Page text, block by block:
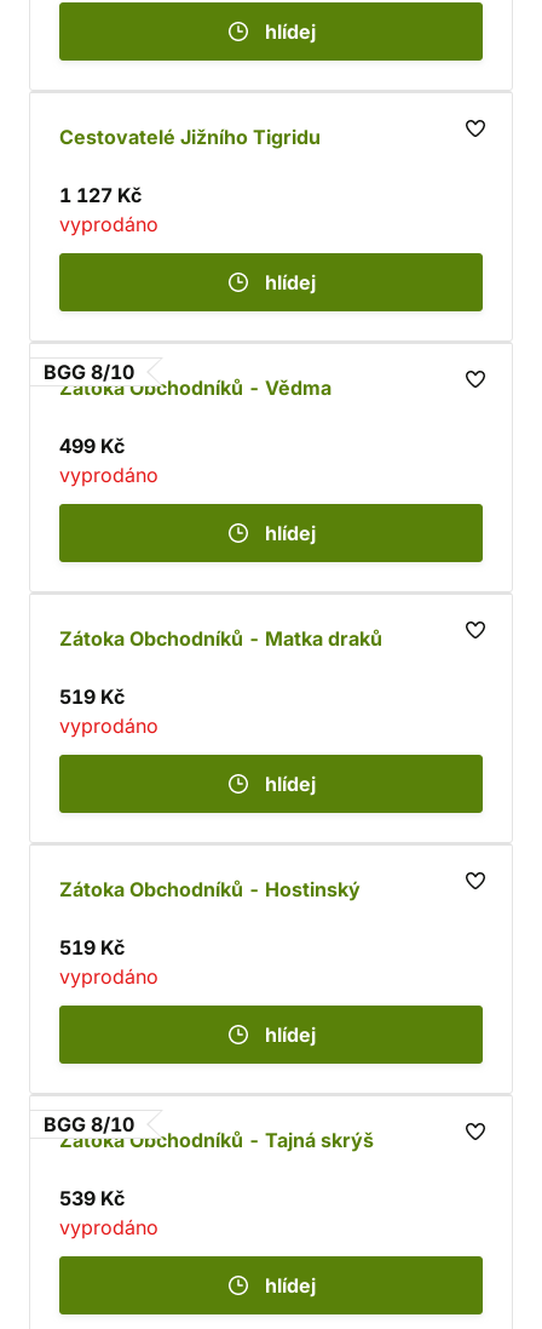
hlídej
Cestovatelé Jižního Tigridu
1 127 Kč
vyprodáno
hlídej
BGG 8/10
Zátoka Obchodníků - Vědma
499 Kč
vyprodáno
hlídej
Zátoka Obchodníků - Matka draků
519 Kč
vyprodáno
hlídej
Zátoka Obchodníků - Hostinský
519 Kč
vyprodáno
hlídej
BGG 8/10
Zátoka Obchodníků - Tajná skrýš
539 Kč
vyprodáno
hlídej